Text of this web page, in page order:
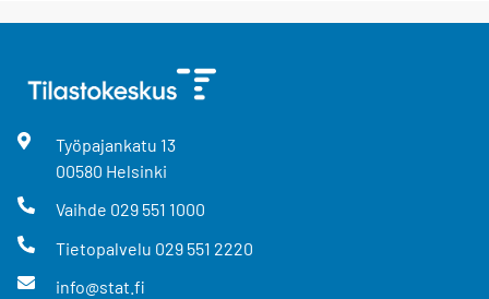
Työpajankatu 13
00580 Helsinki
Vaihde 029 551 1000
Tietopalvelu 029 551 2220
info@stat.fi